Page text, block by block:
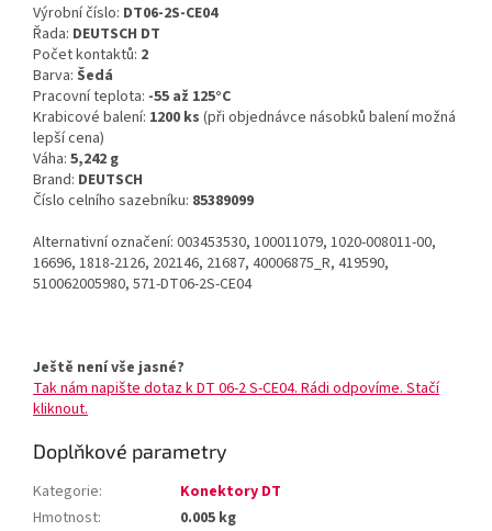
Výrobní číslo: DT06-2S-CE04
Řada: DEUTSCH DT
Počet kontaktů: 2
Barva: Šedá
Pracovní teplota: -55 až 125°C
Krabicové balení: 1200 ks (při objednávce násobků balení možná
lepší cena)
Váha: 5,242 g
Brand: DEUTSCH
Číslo celního sazebníku: 85389099
Alternativní označení: 003453530, 100011079, 1020-008011-00,
16696, 1818-2126, 202146, 21687, 40006875_R, 419590,
510062005980, 571-DT06-2S-CE04
Ještě není vše jasné?
Tak nám napište dotaz k DT 06-2 S-CE04. Rádi odpovíme. Stačí
kliknout.
Doplňkové parametry
Kategorie:
Konektory DT
Hmotnost:
0.005 kg